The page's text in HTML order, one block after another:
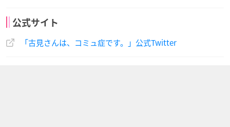
公式サイト
「古見さんは、コミュ症です。」公式Twitter